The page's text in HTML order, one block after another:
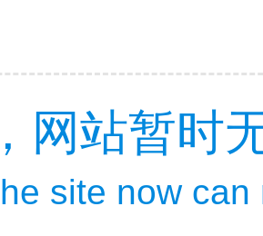
网站暂时
site now